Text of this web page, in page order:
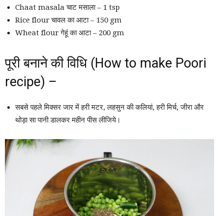
Chaat masala चाट मसाला – 1 tsp
Rice flour चावल का आटा – 150 gm
Wheat flour गेहूं का आटा – 200 gm
पूरी बनाने की विधि (How to make Poori
recipe) –
सबसे पहले मिक्सर जार में हरी मटर, लहसुन की कलियां, हरी मिर्च, जीरा और
थोड़ा सा पानी डालकर महीन पीस लीजिये।